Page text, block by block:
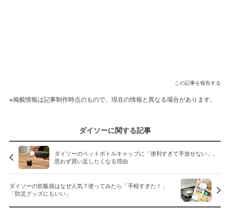
この記事を報告する
※掲載情報は記事制作時点のもので、現在の情報と異なる場合があります。
ダイソーに関する記事
ダイソーのペットボトルキャップに「便利すぎて手放せない」。
思わず買い足したくなる理由
ダイソーの炊飯袋はなぜ人気？使ってみたら「手軽すぎた！」
「防災グッズにもいい」